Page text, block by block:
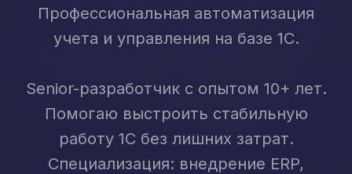
Профессиональная автоматизация
учета и управления на базе 1С.
Senior-разработчик с опытом 10+ лет.
Помогаю выстроить стабильную
работу 1С без лишних затрат.
Специализация: внедрение ERP,